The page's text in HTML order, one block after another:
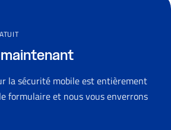
la sécurité mobile est entièrement
formulaire et nous vous enverrons